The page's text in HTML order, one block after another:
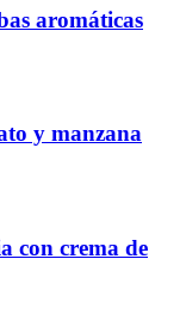
aromáticas
y manzana
con crema de